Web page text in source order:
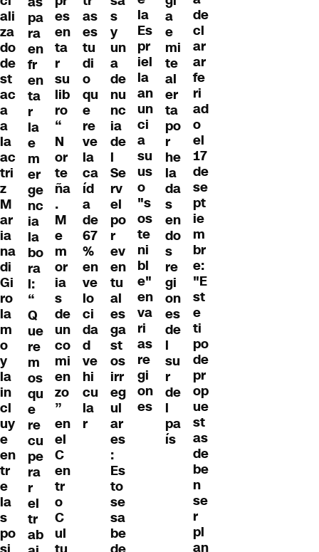
ali
za
do
de
st
ac
a
a
la
ac
tri
z
M
ar
ia
na
di
Gi
ro
la
m
o
y
la
in
cl
uy
e
en
tr
e
la
s
po
pa
ra
en
fr
en
ta
r
la
e
m
er
ge
nc
ia
la
bo
ra
l:
“
Q
ue
re
m
os
qu
e
re
cu
pe
ra
r
el
tr
ab
es
en
ta
r
su
lib
ro
“
N
or
te
ña
.
M
e
m
or
ia
s
de
un
co
mi
en
zo
”
en
el
C
en
tr
o
C
ul
as
es
tu
di
o
qu
e
re
ve
la
ca
íd
a
de
67
%
en
ve
lo
ci
da
d
ve
hi
cu
la
r
s
y
un
a
de
nu
nc
ia
de
l
Se
rv
el
po
r
ev
en
tu
al
es
ga
st
os
irr
eg
ul
ar
es
:
Es
to
se
sa
be
la
Es
pr
iel
la
an
un
ci
a
su
us
o
"s
os
te
ni
bl
e"
en
va
ri
as
re
gi
on
es
a
e
mi
te
al
er
ta
po
r
he
la
da
s
en
do
s
re
gi
on
es
de
l
su
r
de
l
pa
ís
de
cl
ar
ar
fe
ri
ad
o
el
17
de
se
pt
ie
m
br
e:
"E
st
e
ti
po
de
pr
op
ue
st
as
de
be
n
se
r
pl
an